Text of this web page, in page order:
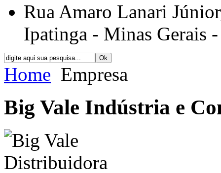
Rua Amaro Lanari
Ipatinga - Minas Gerais
Home Empresa
Big Vale Indústria e